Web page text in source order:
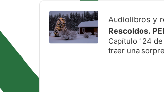
Audio
Player
Audiolibros y
Rescoldos.
Capítulo 124
traer una